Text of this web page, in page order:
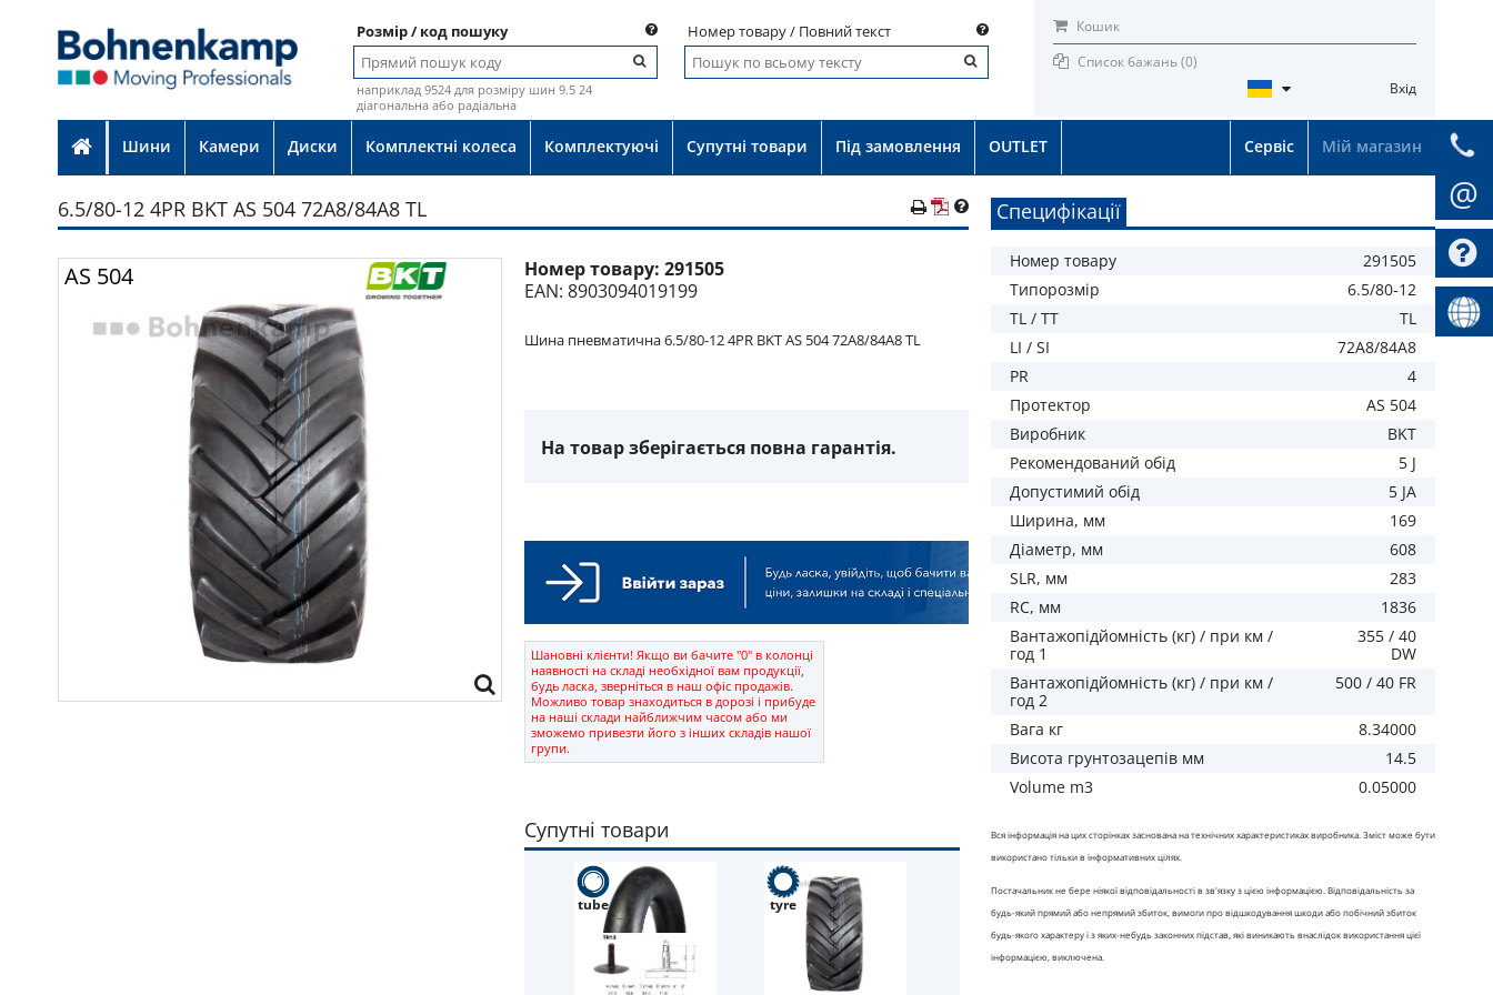
Номер товару / Повний текст
Розмір / код пошуку
наприклад 9524 для розміру шин 9.5 24
діагональна або радіальна
Кошик
Список бажань (0)
Вхід
Шини Камери Диски Комплектні колеса Комплектуючі Супутні товари Під замовлення OUTLET Мій магазин
Сервіс
6.5/80-12 4PR BKT AS 504 72A8/84A8 TL
AS 504 Номер товару: 291505
EAN: 8903094019199
Шина пневматична 6.5/80-12 4PR BKT AS 504 72A8/84A8 TL
На товар зберігається повна гарантія.
Шановні клієнти! Якщо ви бачите "0" в колонці
наявності на складі необхідної вам продукції,
будь ласка, зверніться в наш офіс продажів.
Можливо товар знаходиться в дорозі і прибуде
на наші склади найближчим часом або ми
зможемо привезти його з інших складів нашої
групи.
Супутні товари
tube tyre
Специфікації
Номер товару
291505
Типорозмір
6.5/80-12
TL / TT
TL
LI / SI
72A8/84A8
PR
4
Протектор
AS 504
Виробник
BKT
Рекомендований обід
5 J
Допустимий обід
5 JA
Ширина, мм
169
Діаметр, мм
608
SLR, мм
283
RC, мм
1836
Вантажопідйомність (кг) / при км /
год 1
355 / 40
DW
Вантажопідйомність (кг) / при км /
год 2
500 / 40 FR
Вага кг
8.34000
Висота грунтозацепів мм
14.5
Volume m3
0.05000
Вся інформація на цих сторінках заснована на технічних характеристиках виробника. Зміст може бути
використано тільки в інформативних цілях.
Постачальник не бере ніякої відповідальності в зв'язку з цією інформацією. Відповідальність за
будь-який прямий або непрямий збиток, вимоги про відшкодування шкоди або побічний збиток
будь-якого характеру і з яких-небудь законних підстав, які виникають внаслідок використання цієї
інформацією, виключена.
@